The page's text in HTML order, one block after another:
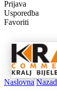
Prijava
Usporedba
Favoriti
Naslovna Nazad